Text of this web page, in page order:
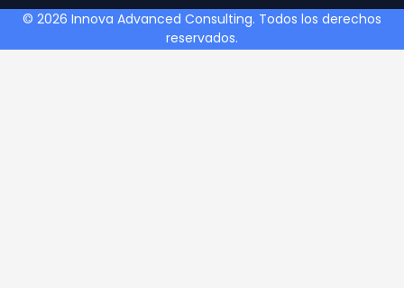
© 2026 Innova Advanced Consulting. Todos los derechos
reservados.